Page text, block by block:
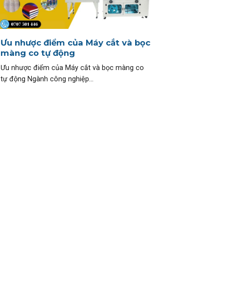
Ưu nhược điểm của Máy cắt và bọc
màng co tự động
Ưu nhược điểm của Máy cắt và bọc màng co
tự động Ngành công nghiệp...